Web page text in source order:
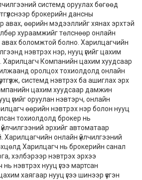
системд оруулах бөгөөд
брокерийн дансны
авах, өөрийн мэдээллийг хянах эрхтэй
хураамжийг төлснөөр онлайн
авах боломжтой болно. Харилцагчийн
нэвтрэх нэр, нууц үгийг цахим
Харилцагч Компанийн цахим хуудсаар
оролцох тохиолдолд онлайн
системд нэвтрэх ба ашиглах эрх
цахим хуудсаар дамжин
үгийг оруулан нэвтэрч, онлайн
өөрийн нэвтрэх нэр болон нууц
тохиолдолд брокер нь
эрхийг автоматаар
Харилцагчийн онлайн үйлчилгээний
Харилцагч нь брокерийн санал
хэлбэрээр нэвтрэх эрхээ
нь нэвтрэх нууц үгээ мартсан
хаягаар нууц үгээ шинээр үүсгэн